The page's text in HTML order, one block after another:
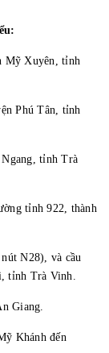
Mỹ Xuyên, tỉnh
Phú Tân, tỉnh
tỉnh Trà
tỉnh 922, thành
N28), và cầu
tỉnh Trà Vinh.
Giang.
Khánh đến